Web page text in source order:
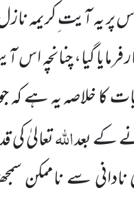
پر یہ آیت ِکریمہ
فرمایا گیا،
کا خلاصہ یہ ہے کہ
کے بعداللہتعالیٰ
نادانی سے ناممکن